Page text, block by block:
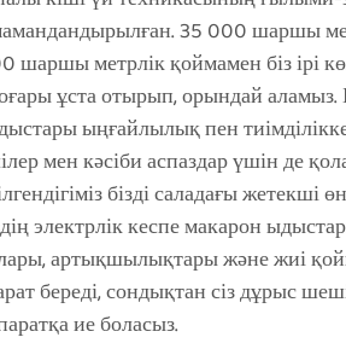
35 000 шаршы
шаршы метрлік қоймамен біз ірі
ұста отырып, орындай аламыз.
ыңғайлылық пен
мен кәсіби аспаздар үшін де
бізді саладағы жетекші
электрлік кеспе макарон
артықшылықтары және жиі
береді, сондықтан сіз дұрыс
ие боласыз.